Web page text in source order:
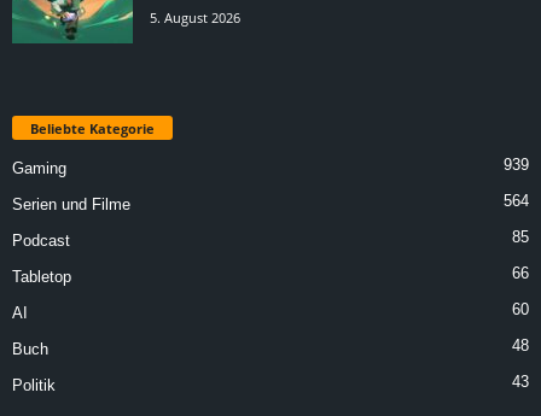
5. August 2026
Beliebte Kategorie
Gaming 939
Serien und Filme 564
Podcast 85
Tabletop 66
AI 60
Buch 48
Politik 43